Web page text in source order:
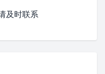
及时联系